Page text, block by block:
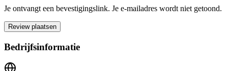
Je ontvangt een bevestigingslink. Je e-mailadres wordt niet getoond.
Review plaatsen
Bedrijfsinformatie